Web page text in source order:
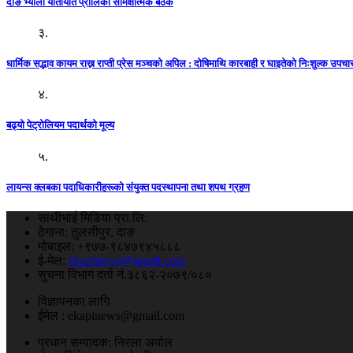
३.
धार्मिक सद्भाव कायम राख्न राप्ती प्रेस मञ्चको अपिल : दाेषिमाथि कारबाही र घाइतेको निःशुल्क
४.
बढ्यो पेट्रोलियम पदार्थको मूल्य
५.
लायन्स क्लबका पदाधिकारीहरूको संयुक्त पदस्थापना तथा शपथ ग्रहण
साथीभाई मिडिया प्रा.लि.
ठेगाना: तुलसीपुर, दाङ
मोबाइल: +९७७-९८४७९४५८८८
ई-मेल: ekapinews@gmail.com
सुचना विभाग दर्ता नं.३८६२-२०७९/०८०
विज्ञापनका लागि
ईमेल : ekapinews@gmail.com
प्रधान सम्पादक: निरला अर्याल